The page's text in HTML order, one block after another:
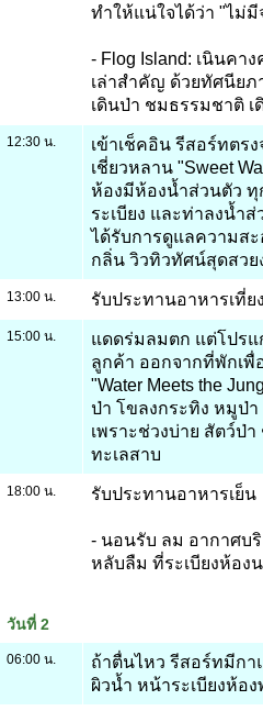
ทำให้แน่ใจได้ว่า "ไม่
- Flog Island: เนินคา
เล่าสำคัญ ด้วยทัศนียภ
เดินป่า ชมธรรมชาติ
12:30 น.
เข้าเช็คอิน รีสอร์ทตร
เชี่ยวหลาน "Sweet
ห้องมีห้องน้ำส่วนตัว
ระเบียง และท่าลงน้ำ
ได้รับการดูแลความสะ
กลิ่น วิวทิวทัศน์สุดสวย
13:00 น. รับประทานอาหารเที่
15:00 น.
แดดร่มลมตก แต่โปร
ลูกค้า ออกจากที่พักเ
"Water Meets the
ป่า โขลงกระทิง หมูป่
เพราะช่วงบ่าย สัตว์ป่
ทะเลสาบ
18:00 น. รับประทานอาหารเย็น
- นอนรับ ลม อากาศบ
หลับลืม ที่ระเบียงห้อง
วันที่ 2
06:00 น.
ถ้าตื่นไหว รีสอร์ทมีก
ผิวน้ำ หน้าระเบียงห้อ